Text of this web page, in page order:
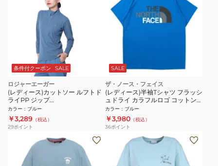
条件付クーポン SALE
ロジャーエーガー
(レディース)カットソー ルフトド
ライPP ジップ
RE24SUK5620006 BLU
カラー ： ブルー
￥3,289 （税込）
29ポイント
SALE
ザ・ノース・フェイス
(レディース)半袖Tシャツ フラッシ
ュドライ カラフルロゴ コットン
NTW32539 HB
カラー ： ブルー
￥3,980 （税込）
36ポイント